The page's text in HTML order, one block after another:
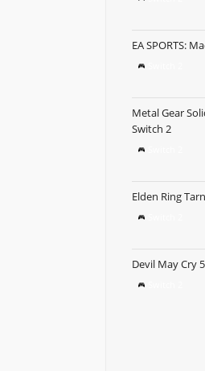
EA SPORTS:
Metal Gear
Switch 2
Elden Ring
Devil May Cry